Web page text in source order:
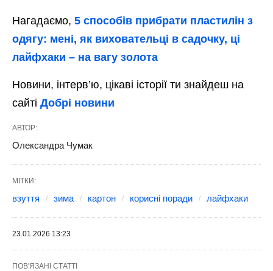
Нагадаємо, 5 способів прибрати пластилін з
одягу: мені, як виховательці в садочку, ці
лайфхаки – на вагу золота
Новини, інтерв’ю, цікаві історії ти знайдеш на
сайті Добрі новини
АВТОР:
Олександра Чумак
МІТКИ:
взуття зима картон корисні поради лайфхаки
23.01.2026 13:23
ПОВ'ЯЗАНІ СТАТТІ